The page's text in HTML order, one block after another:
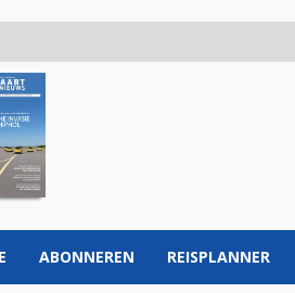
ABONNEREN REISPLANNER